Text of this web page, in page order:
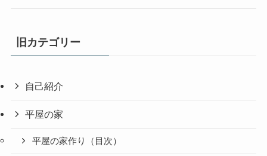
旧カテゴリー
自己紹介
平屋の家
平屋の家作り（目次）